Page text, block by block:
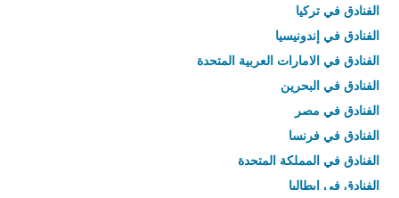
الفنادق في تركيا
الفنادق في إندونيسيا
الفنادق في الامارات العربية المتحدة
الفنادق في البحرين
الفنادق في مصر
الفنادق في فرنسا
الفنادق في المملكة المتحدة
الفنادق في إيطاليا